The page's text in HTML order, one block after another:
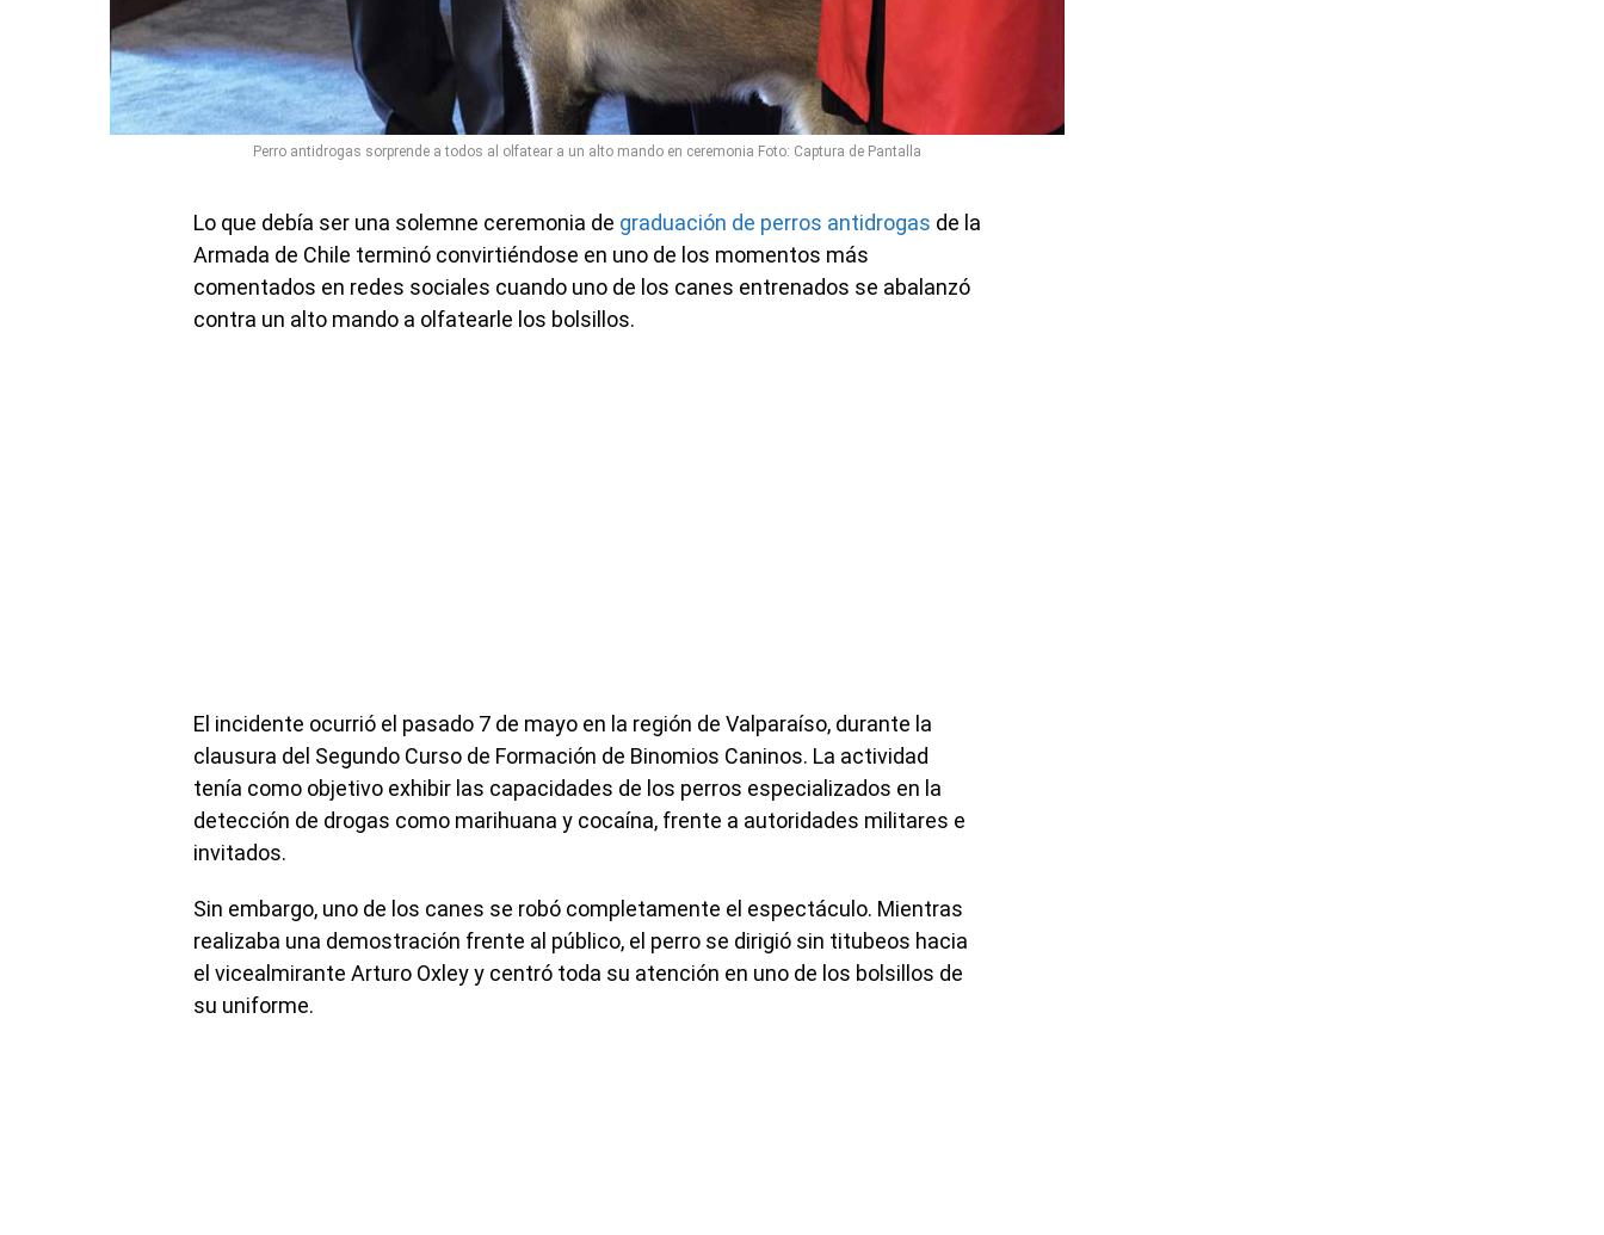
Perro antidrogas sorprende a todos al olfatear a un alto mando en ceremonia Foto: Captura de Pantalla
Lo que debía ser una solemne ceremonia de graduación de perros antidrogas de la
Armada de Chile terminó convirtiéndose en uno de los momentos más
comentados en redes sociales cuando uno de los canes entrenados se abalanzó
contra un alto mando a olfatearle los bolsillos.
El incidente ocurrió el pasado 7 de mayo en la región de Valparaíso, durante la
clausura del Segundo Curso de Formación de Binomios Caninos. La actividad
tenía como objetivo exhibir las capacidades de los perros especializados en la
detección de drogas como marihuana y cocaína, frente a autoridades militares e
invitados.
Sin embargo, uno de los canes se robó completamente el espectáculo. Mientras
realizaba una demostración frente al público, el perro se dirigió sin titubeos hacia
el vicealmirante Arturo Oxley y centró toda su atención en uno de los bolsillos de
su uniforme.